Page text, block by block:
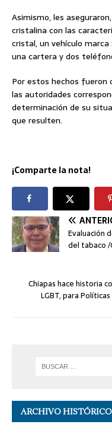
Asimismo, les
cristalina con las
cristal, un vehículo marca
una cartera y dos
Por estos hechos fueron
las autoridades
determinación de su
que resulten.
¡Comparte la nota!
Evaluación
del tabaco /
Chiapas hace historia
LGBT, para
ARCHIVO HISTÓRICO